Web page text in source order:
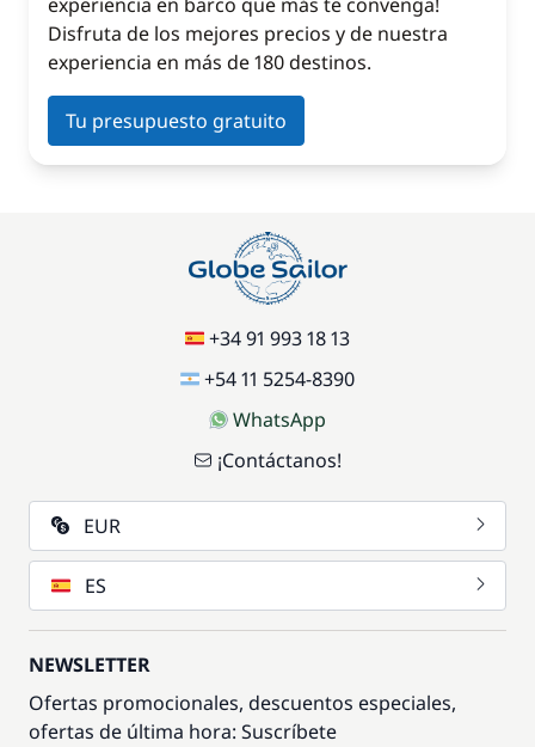
Disfruta de los mejores precios y de nuestra
experiencia en más de 180 destinos.
Tu presupuesto gratuito
+34 91 993 18 13
+54 11 5254-8390
WhatsApp
¡Contáctanos!
EUR
ES
NEWSLETTER
Ofertas promocionales, descuentos especiales,
ofertas de última hora: Suscríbete